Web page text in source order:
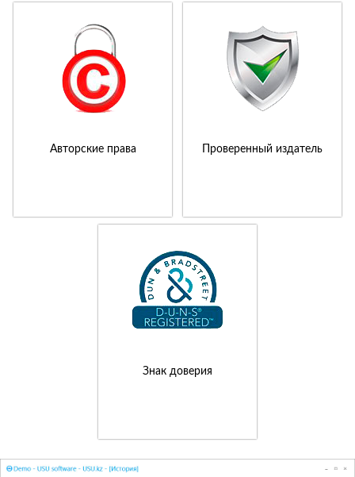
Авторские права Проверенный издатель
Знак доверия